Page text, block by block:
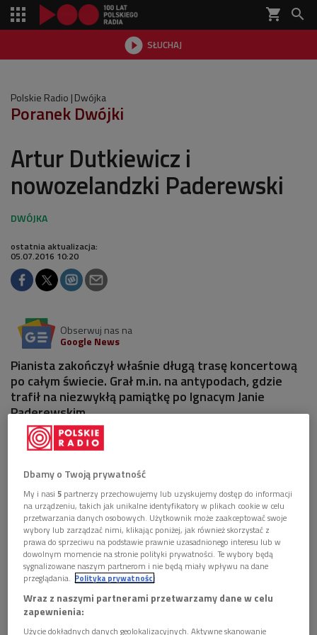
shopping_cart 
 SŁUCHAJ

Polskie Radio Dwójka
Poranek Dwójki
Artur Dutkiewicz i
nowozelandzki Paderewski
ostatnia aktualizacja:
05.07.2016 10:20
Obserwuj nas na
Google News
Pianista zakończył właśnie długą trasę koncertową
po całym świecie. Grał m.in. na antypodach, gdzie
trafił na niezwykłą pamiątkę po Ignacym Janie
Paderewskim.
AUDIO 1 plik
 14'01
Artur Dutkiewicz i nowozelandzki Paderewski
(Poranek Dwójki)
Dbamy o Twoją prywatność
My i nasi5 partnerzy przechowujemy lub uzyskujemy dostęp do informacji
na urządzeniu, takich jak unikalne identyfikatory w plikach cookie w celu
przetwarzania danych osobowych. Użytkownik może zaakceptować swoje
wybory lub zarządzać nimi, klikając poniżej, jak również skorzystać z
prawa do sprzeciwu na podstawie prawnie uzasadnionego interesu lub w
dowolnym momencie na stronie polityki prywatności. Te wybory będą
sygnalizowane naszym partnerom i nie będą miały wpływu na dane
przeglądania. Polityka prywatności
Wraz z naszymi partnerami przetwarzamy dane w celu
zapewnienia:
Użycie dokładnych danych geolokalizacyjnych. Aktywne skanowanie